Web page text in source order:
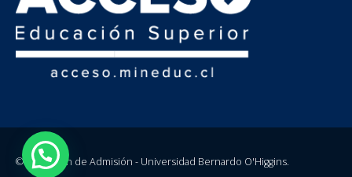
© Dirección de Admisión - Universidad Bernardo O'Higgins.